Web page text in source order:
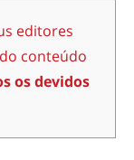
editores
conteúdo
os devidos